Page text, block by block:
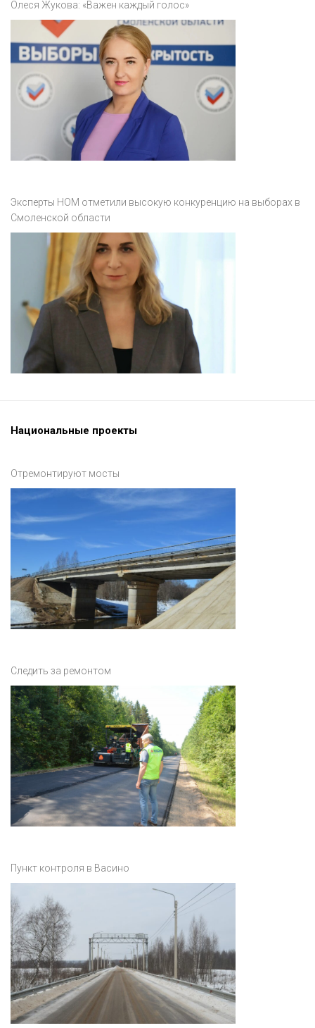
Олеся Жукова: «Важен каждый голос»
Эксперты НОМ отметили высокую конкуренцию на выборах в
Смоленской области
Национальные проекты
Отремонтируют мосты
Следить за ремонтом
Пункт контроля в Васино